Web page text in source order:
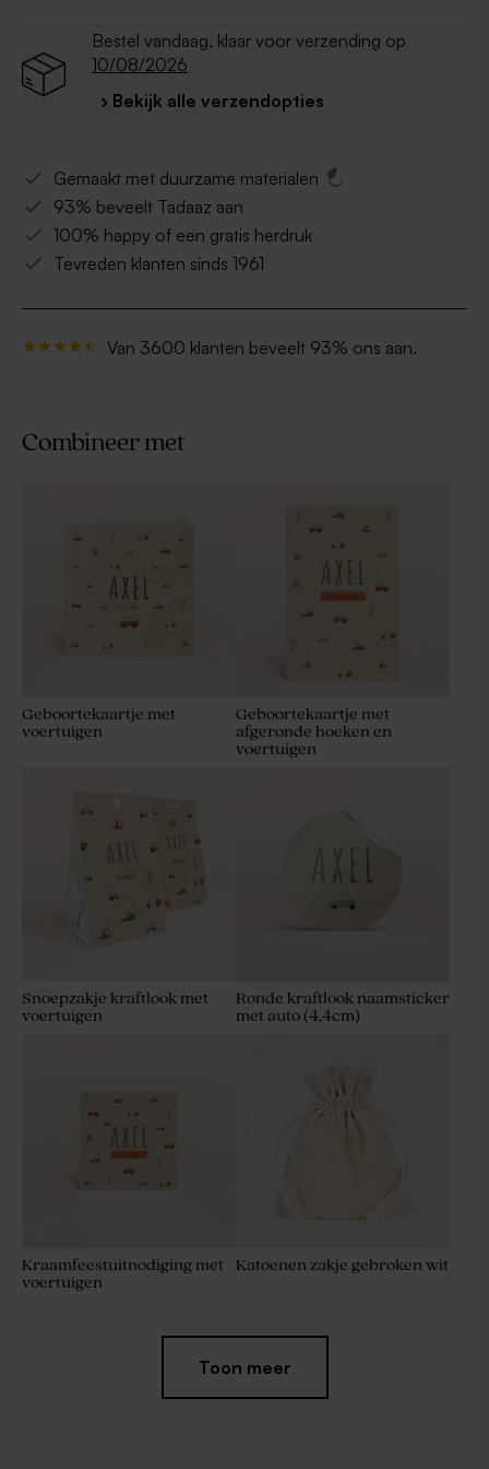
Bestel vandaag, klaar voor verzending op
10/08/2026
› Bekijk alle verzendopties
Gemaakt met duurzame materialen
93% beveelt Tadaaz aan
100% happy of een gratis herdruk
Tevreden klanten sinds 1961
Van 3600 klanten beveelt 93% ons aan.
Combineer met
Geboortekaartje met
voertuigen
Geboortekaartje met
afgeronde hoeken en
voertuigen
Snoepzakje kraftlook met
voertuigen
Ronde kraftlook naamsticker
met auto (4,4cm)
Kraamfeestuitnodiging met
voertuigen
Katoenen zakje gebroken wit
Toon meer